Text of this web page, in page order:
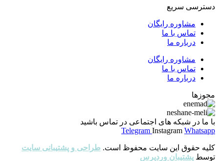
دسترسی سریع
مشاوره رایگان
تماس با ما
درباره ما
مشاوره رایگان
تماس با ما
درباره ما
مجوزها
با ما در شبکه های اجتماعی در تماس باشید
Telegram Instagram Whatsapp
کلیه حقوق این سایت محفوظ است. طراحی و پشتیبانی سایت
توسط پشتیبان وردپرس